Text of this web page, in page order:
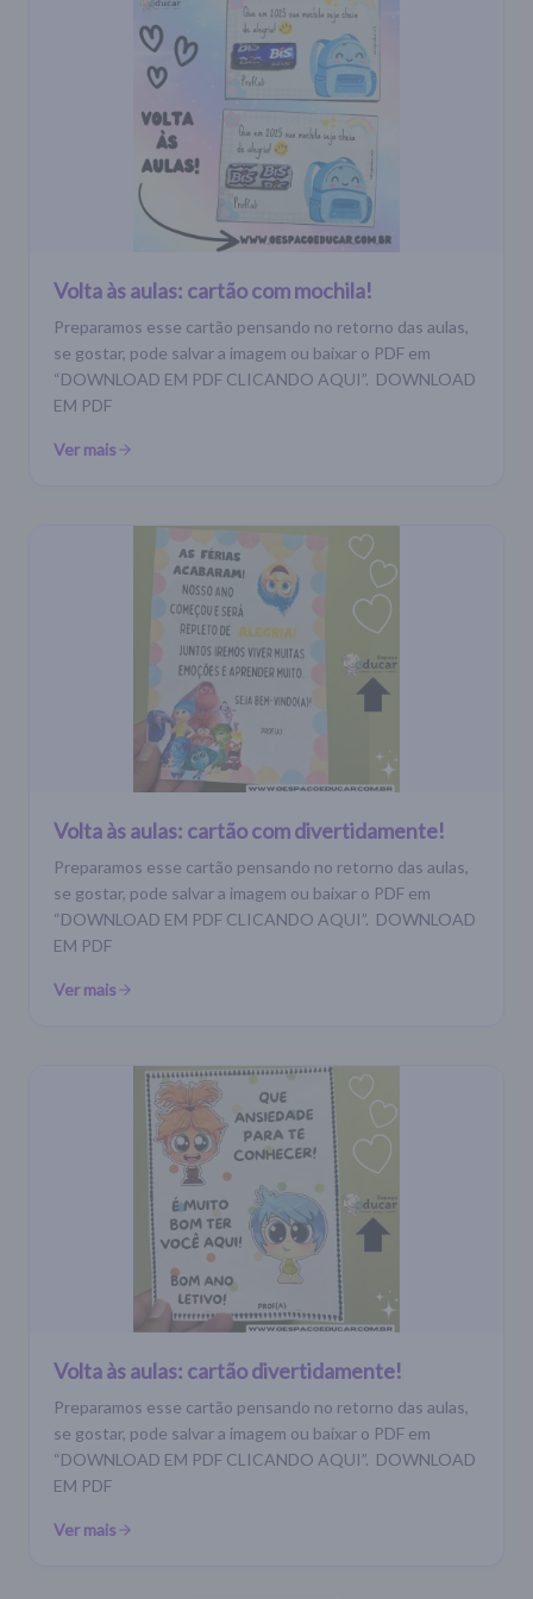
Volta às aulas: cartão com mochila!
Preparamos esse cartão pensando no retorno das aulas,
se gostar, pode salvar a imagem ou baixar o PDF em
“DOWNLOAD EM PDF CLICANDO AQUI”. DOWNLOAD
EM PDF
Ver mais
Volta às aulas: cartão com divertidamente!
Preparamos esse cartão pensando no retorno das aulas,
se gostar, pode salvar a imagem ou baixar o PDF em
“DOWNLOAD EM PDF CLICANDO AQUI”. DOWNLOAD
EM PDF
Ver mais
Volta às aulas: cartão divertidamente!
Preparamos esse cartão pensando no retorno das aulas,
se gostar, pode salvar a imagem ou baixar o PDF em
“DOWNLOAD EM PDF CLICANDO AQUI”. DOWNLOAD
EM PDF
Ver mais